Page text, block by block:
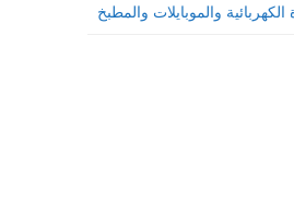
والموبايلات والمطبخ